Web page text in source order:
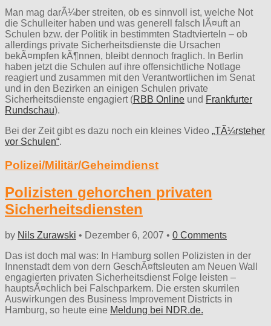
Man mag darÃ¼ber streiten, ob es sinnvoll ist, welche Not
die Schulleiter haben und was generell falsch lÃ¤uft an
Schulen bzw. der Politik in bestimmten Stadtvierteln – ob
allerdings private Sicherheitsdienste die Ursachen
bekÃ¤mpfen kÃ¶nnen, bleibt dennoch fraglich. In Berlin
haben jetzt die Schulen auf ihre offensichtliche Notlage
reagiert und zusammen mit den Verantwortlichen im Senat
und in den Bezirken an einigen Schulen private
Sicherheitsdienste engagiert (RBB Online und Frankfurter
Rundschau).
Bei der Zeit gibt es dazu noch ein kleines Video „TÃ¼rsteher
vor Schulen“.
Polizei/Militär/Geheimdienst
Polizisten gehorchen privaten
Sicherheitsdiensten
by Nils Zurawski • Dezember 6, 2007 • 0 Comments
Das ist doch mal was: In Hamburg sollen Polizisten in der
Innenstadt dem von dern GeschÃ¤ftsleuten am Neuen Wall
engagierten privaten Sicherheitsdienst Folge leisten –
hauptsÃ¤chlich bei Falschparkern. Die ersten skurrilen
Auswirkungen des Business Improvement Districts in
Hamburg, so heute eine Meldung bei NDR.de.